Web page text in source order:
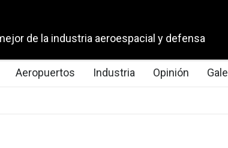
de la industria aeroespacial y defensa
Aeropuertos Industria Opinión